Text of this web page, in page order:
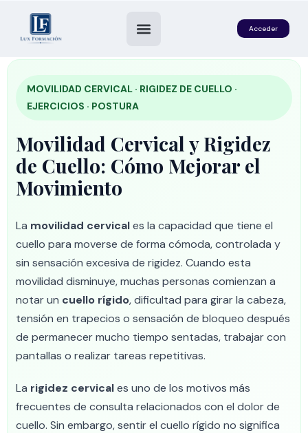
Acceder
MOVILIDAD CERVICAL · RIGIDEZ DE CUELLO ·
EJERCICIOS · POSTURA
Movilidad Cervical y Rigidez
de Cuello: Cómo Mejorar el
Movimiento
La movilidad cervicales la capacidad que tiene el
cuello para moverse de forma cómoda, controlada y
sin sensación excesiva de rigidez. Cuando esta
movilidad disminuye, muchas personas comienzan a
notar un cuello rígido, dificultad para girar la cabeza,
tensión en trapecios o sensación de bloqueo después
de permanecer mucho tiempo sentadas, trabajar con
pantallas o realizar tareas repetitivas.
La rigidez cervicales uno de los motivos más
frecuentes de consulta relacionados con el dolor de
cuello. Sin embargo, sentir el cuello rígido no significa